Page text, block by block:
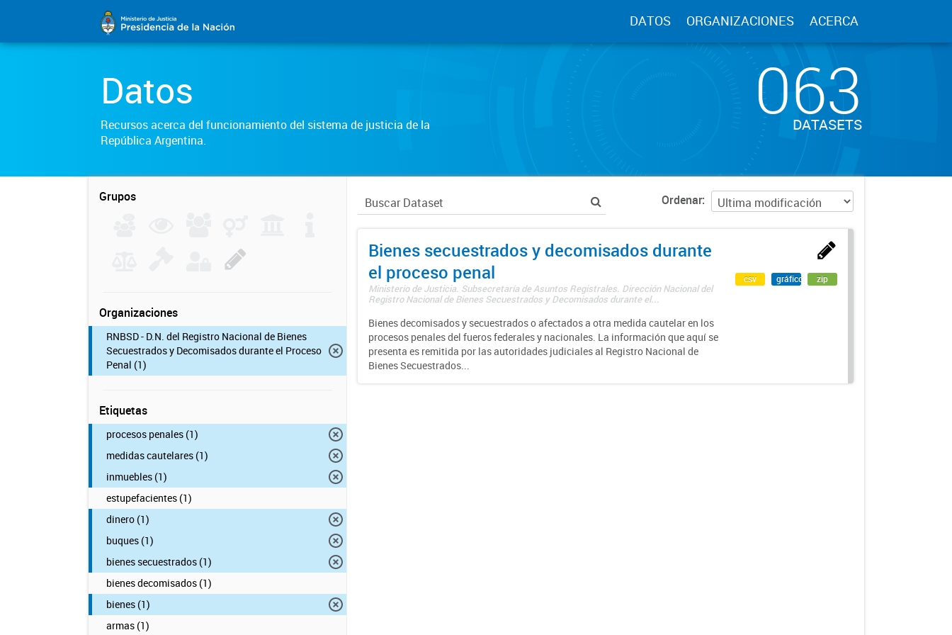
DATOS ORGANIZACIONES ACERCA
Datos
Recursos acerca del funcionamiento del sistema de justicia de la
República Argentina.
063
DATASETS
Grupos
Organizaciones
RNBSD - D.N. del Registro Nacional de Bienes
Secuestrados y Decomisados durante el Proceso
Penal (1)
Etiquetas
procesos penales (1)
medidas cautelares (1)
inmuebles (1)
estupefacientes (1)
dinero (1)
buques (1)
bienes secuestrados (1)
bienes decomisados (1)
bienes (1)
armas (1)
Ordenar
Bienes secuestrados y decomisados durante
el proceso penal
Ministerio de Justicia. Subsecretaría de Asuntos Registrales. Dirección Nacional del
Registro Nacional de Bienes Secuestrados y Decomisados durante el...
Bienes decomisados y secuestrados o afectados a otra medida cautelar en los
procesos penales del fueros federales y nacionales. La información que aquí se
presenta es remitida por las autoridades judiciales al Registro Nacional de
Bienes Secuestrados...
csv gráfico zip